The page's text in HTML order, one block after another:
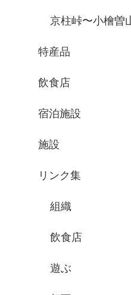
京柱峠〜小檜曽
特産品
飲食店
宿泊施設
施設
リンク集
組織
飲食店
遊ぶ